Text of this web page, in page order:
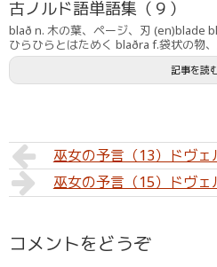
古ノルド語単語集（９）
blað n. 木の葉、ページ、刃 (en)blade
ひらひらとはためく blaðra f.袋状の物
記事を読
巫女の予言（13）ドヴェ
巫女の予言（15）ドヴェ
コメントをどうぞ